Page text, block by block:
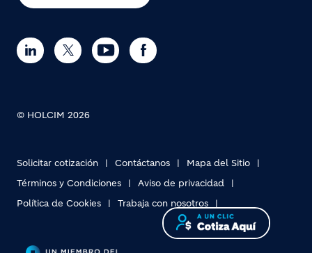
Footer bottom
© HOLCIM 2026
Solicitar cotización Contáctanos
Mapa del Sitio
Términos y Condiciones
Aviso de privacidad
Política de Cookies
Trabaja con nosotros